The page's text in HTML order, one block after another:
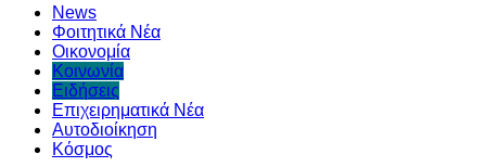
News
Φοιτητικά Νέα
Οικονομία
Κοινωνία
Ειδήσεις
Επιχειρηματικά Νέα
Αυτοδιοίκηση
Κόσμος